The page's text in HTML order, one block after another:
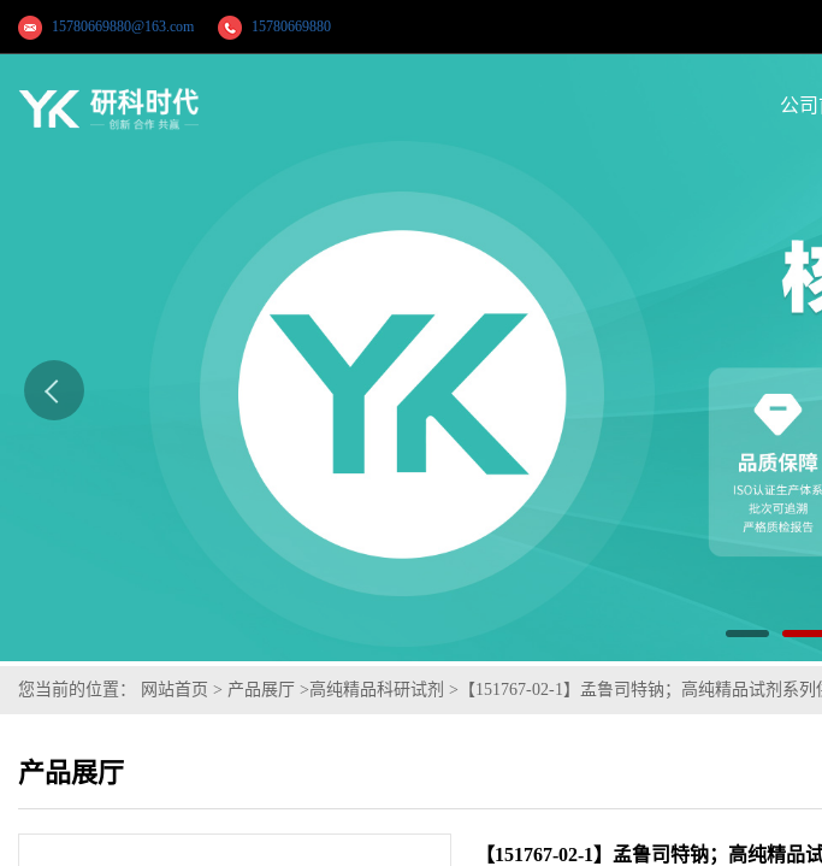
15780669880@163.com 15780669880
公司
您当前的位置： 网站首页 > 产品展厅 >高纯精品科研试剂 > 【151767-02-1】孟鲁司特钠；高纯精品试剂系
产品展厅
【151767-02-1】孟鲁司特钠；高纯精